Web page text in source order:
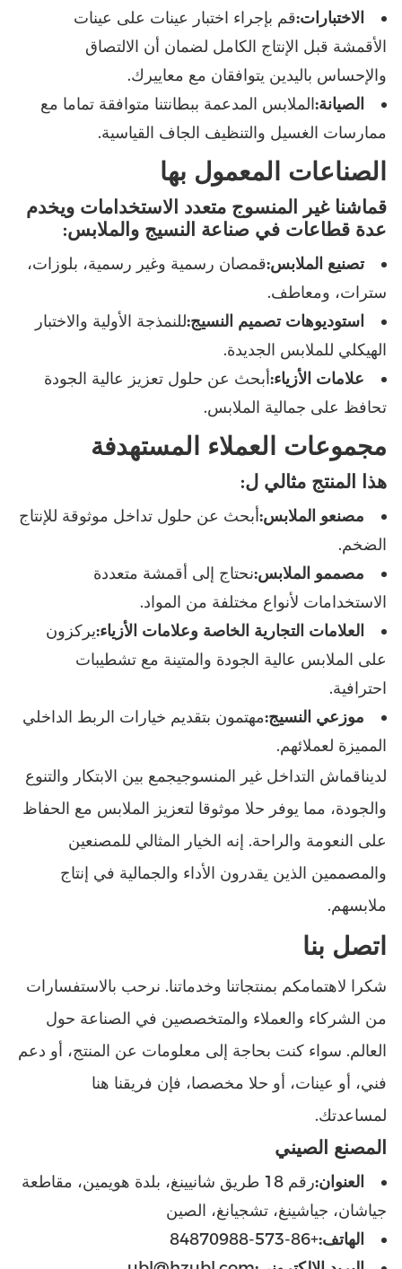
الاختبارات:قم بإجراء اختبار عينات على عينات
الأقمشة قبل الإنتاج الكامل لضمان أن الالتصاق
والإحساس باليدين يتوافقان مع معاييرك.
الصيانة:الملابس المدعمة ببطانتنا متوافقة تماما مع
ممارسات الغسيل والتنظيف الجاف القياسية.
الصناعات المعمول بها
قماشنا غير المنسوج متعدد الاستخدامات ويخدم
عدة قطاعات في صناعة النسيج والملابس:
تصنيع الملابس:قمصان رسمية وغير رسمية، بلوزات،
سترات، ومعاطف.
استوديوهات تصميم النسيج:للنمذجة الأولية والاختبار
الهيكلي للملابس الجديدة.
علامات الأزياء:أبحث عن حلول تعزيز عالية الجودة
تحافظ على جمالية الملابس.
مجموعات العملاء المستهدفة
هذا المنتج مثالي ل:
مصنعو الملابس:أبحث عن حلول تداخل موثوقة للإنتاج
الضخم.
مصممو الملابس:نحتاج إلى أقمشة متعددة
الاستخدامات لأنواع مختلفة من المواد.
العلامات التجارية الخاصة وعلامات الأزياء:يركزون
على الملابس عالية الجودة والمتينة مع تشطيبات
احترافية.
موزعي النسيج:مهتمون بتقديم خيارات الربط الداخلي
المميزة لعملائهم.
لديناقماش التداخل غير المنسوجيجمع بين الابتكار والتنوع
والجودة، مما يوفر حلا موثوقا لتعزيز الملابس مع الحفاظ
على النعومة والراحة. إنه الخيار المثالي للمصنعين
والمصممين الذين يقدرون الأداء والجمالية في إنتاج
ملابسهم.
اتصل بنا
شكرا لاهتمامكم بمنتجاتنا وخدماتنا. نرحب بالاستفسارات
من الشركاء والعملاء والمتخصصين في الصناعة حول
العالم. سواء كنت بحاجة إلى معلومات عن المنتج، أو دعم
فني، أو عينات، أو حلا مخصصا، فإن فريقنا هنا
لمساعدتك.
المصنع الصيني
العنوان:
رقم 18 طريق شانيينغ، بلدة هويمين، مقاطعة
جياشان، جياشينغ، تشجيانغ، الصين
الهاتف:+86-573-84870988